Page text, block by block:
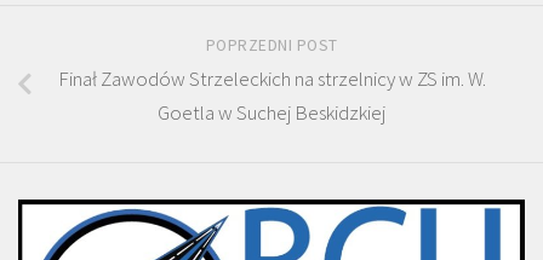
POPRZEDNI POST
Finał Zawodów Strzeleckich na strzelnicy w ZS im. W.
Goetla w Suchej Beskidzkiej